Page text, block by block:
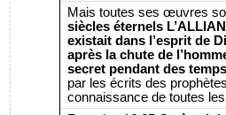
Mais toutes ses œuvres
siècles éternels
existait dans l’esprit de
après la chute de
secret pendant des
par les écrits des
connaissance de toutes